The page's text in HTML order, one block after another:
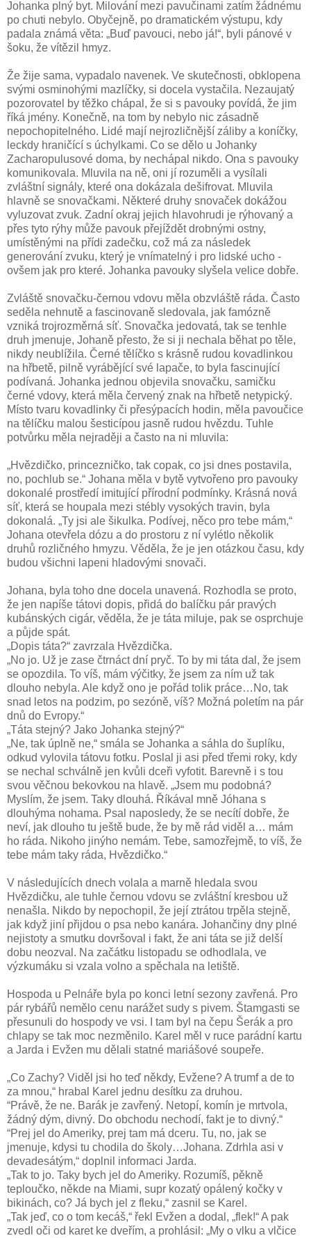
Johanka plný byt. Milování mezi pavučinami zatím žádnému
po chuti nebylo. Obyčejně, po dramatickém výstupu, kdy
padala známá věta: „Buď pavouci, nebo já!“, byli pánové v
šoku, že vítězil hmyz.
Že žije sama, vypadalo navenek. Ve skutečnosti, obklopena
svými osminohými mazlíčky, si docela vystačila. Nezaujatý
pozorovatel by těžko chápal, že si s pavouky povídá, že jim
říká jmény. Konečně, na tom by nebylo nic zásadně
nepochopitelného. Lidé mají nejrozličnější záliby a koníčky,
leckdy hraničící s úchylkami. Co se dělo u Johanky
Zacharopulusové doma, by nechápal nikdo. Ona s pavouky
komunikovala. Mluvila na ně, oni jí rozuměli a vysílali
zvláštní signály, které ona dokázala dešifrovat. Mluvila
hlavně se snovačkami. Některé druhy snovaček dokážou
vyluzovat zvuk. Zadní okraj jejich hlavohrudi je rýhovaný a
přes tyto rýhy může pavouk přejíždět drobnými ostny,
umístěnými na přídi zadečku, což má za následek
generování zvuku, který je vnímatelný i pro lidské ucho -
ovšem jak pro které. Johanka pavouky slyšela velice dobře.
Zvláště snovačku-černou vdovu měla obzvláště ráda. Často
seděla nehnutě a fascinovaně sledovala, jak famózně
vzniká trojrozměrná síť. Snovačka jedovatá, tak se tenhle
druh jmenuje, Johaně přesto, že si ji nechala běhat po těle,
nikdy neublížila. Černé tělíčko s krásně rudou kovadlinkou
na hřbetě, pilně vyrábějící své lapače, to byla fascinující
podívaná. Johanka jednou objevila snovačku, samičku
černé vdovy, která měla červený znak na hřbetě netypický.
Místo tvaru kovadlinky či přesýpacích hodin, měla pavoučice
na tělíčku malou šesticípou jasně rudou hvězdu. Tuhle
potvůrku měla nejraději a často na ni mluvila:
„Hvězdičko, princezničko, tak copak, co jsi dnes postavila,
no, pochlub se.“ Johana měla v bytě vytvořeno pro pavouky
dokonalé prostředí imitující přírodní podmínky. Krásná nová
síť, která se houpala mezi stébly vysokých travin, byla
dokonalá. „Ty jsi ale šikulka. Podívej, něco pro tebe mám,“
Johana otevřela dózu a do prostoru z ní vylétlo několik
druhů rozličného hmyzu. Věděla, že je jen otázkou času, kdy
budou všichni lapeni hladovými snovači.
Johana, byla toho dne docela unavená. Rozhodla se proto,
že jen napíše tátovi dopis, přidá do balíčku pár pravých
kubánských cigár, věděla, že je táta miluje, pak se osprchuje
a půjde spát.
„Dopis táta?“ zavrzala Hvězdička.
„No jo. Už je zase čtrnáct dní pryč. To by mi táta dal, že jsem
se opozdila. To víš, mám výčitky, že jsem za ním už tak
dlouho nebyla. Ale když ono je pořád tolik práce…No, tak
snad letos na podzim, po sezóně, víš? Možná poletím na pár
dnů do Evropy.“
„Táta stejný? Jako Johanka stejný?“
„Ne, tak úplně ne,“ smála se Johanka a sáhla do šuplíku,
odkud vylovila tátovu fotku. Poslal ji asi před třemi roky, kdy
se nechal schválně jen kvůli dceři vyfotit. Barevně i s tou
svou věčnou bekovkou na hlavě. „Jsem mu podobná?
Myslím, že jsem. Taky dlouhá. Říkával mně Jóhana s
dlouhýma nohama. Psal naposledy, že se necítí dobře, že
neví, jak dlouho tu ještě bude, že by mě rád viděl a… mám
ho ráda. Nikoho jinýho nemám. Tebe, samozřejmě, to víš, že
tebe mám taky ráda, Hvězdičko.“
V následujících dnech volala a marně hledala svou
Hvězdičku, ale tuhle černou vdovu se zvláštní kresbou už
nenašla. Nikdo by nepochopil, že její ztrátou trpěla stejně,
jak když jiní přijdou o psa nebo kanára. Johančiny dny plné
nejistoty a smutku dovršoval i fakt, že ani táta se již delší
dobu neozval. Na začátku listopadu se odhodlala, ve
výzkumáku si vzala volno a spěchala na letiště.
Hospoda u Pelnáře byla po konci letní sezony zavřená. Pro
pár rybářů nemělo cenu narážet sudy s pivem. Štamgasti se
přesunuli do hospody ve vsi. I tam byl na čepu Šerák a pro
chlapy se tak moc nezměnilo. Karel měl v ruce parádní kartu
a Jarda i Evžen mu dělali statné mariášové soupeře.
„Co Zachy? Viděl jsi ho teď někdy, Evžene? A trumf a de to
za mnou,“ hrabal Karel jednu desítku za druhou.
“Právě, že ne. Barák je zavřený. Netopí, komín je mrtvola,
žádný dým, divný. Do obchodu nechodí, fakt je to divný.“
“Prej jel do Ameriky, prej tam má dceru. Tu, no, jak se
jmenuje, kdysi tu chodila do školy…Johana. Zdrhla asi v
devadesátým,“ doplnil informaci Jarda.
„Tak to jo. Taky bych jel do Ameriky. Rozumíš, pěkně
teploučko, někde na Miami, supr kozatý opálený kočky v
bikinách, co? Já bych jel z fleku,“ zasnil se Karel.
„Tak jeď, co o tom kecáš,“ řekl Evžen a dodal, „flek!“ A pak
zvedl oči od karet ke dveřím, a prohlásil: „My o vlku a vlčice